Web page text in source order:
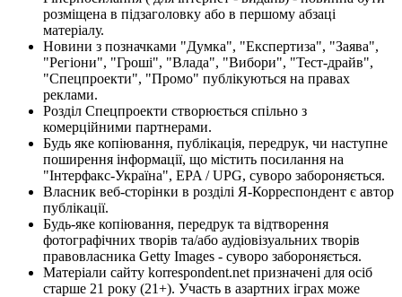
розміщена в підзаголовку або в першому абзаці
матеріалу.
Новини з позначками "Думка", "Експертиза", "Заява",
"Регіони", "Гроші", "Влада", "Вибори", "Тест-драйв",
"Спецпроекти", "Промо" публікуються на правах
реклами.
Розділ Спецпроекти створюється спільно з
комерційними партнерами.
Будь яке копіювання, публікація, передрук, чи наступне
поширення інформації, що містить посилання на
"Інтерфакс-Україна", EPA / UPG, суворо забороняється.
Власник веб-сторінки в розділі Я-Корреспондент є автор
публікації.
Будь-яке копіювання, передрук та відтворення
фотографічних творів та/або аудіовізуальних творів
правовласника Getty Images - суворо забороняється.
Матеріали сайту korrespondent.net призначені для осіб
старше 21 року (21+). Участь в азартних іграх може